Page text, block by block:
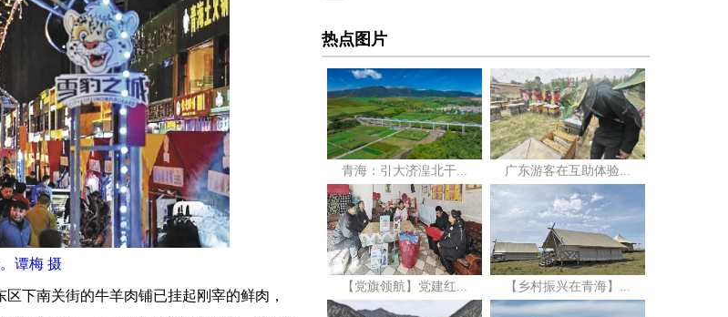
谭梅 摄
下南关街的牛羊肉铺已挂起刚宰的鲜肉，
热点图片
青海：引大济湟北干... 广东游客在互助体验...
【党旗领航】党建红... 【乡村振兴在青海】...